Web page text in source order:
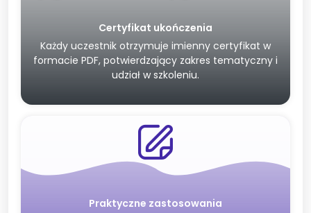
Certyfikat ukończenia
Każdy uczestnik otrzymuje imienny certyfikat w
formacie PDF, potwierdzający zakres tematyczny i
udział w szkoleniu.
Praktyczne zastosowania